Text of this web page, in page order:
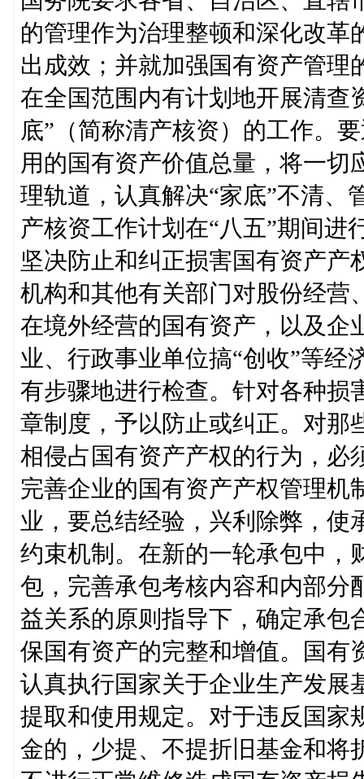
的管理作为治理整顿和深化改革
出成效；并就加强国有资产管理
在全国范围内有计划地开展清查
底”（简称清产核资）的工作。
用的国有资产价值总量，将一切
理轨道，认真解决“家底”不清、
产核资工作计划在“八五”期间进
坚决防止和纠正损害国有资产产
机构和其他有关部门对股份经营
在境外经营的国有资产，以及企
业、行政事业单位搞“创收”等经
有步骤地进行检查。针对各种损
章制度，予以防止或纠正。对那
相侵占国有资产产权的行为，必
完善企业的国有资产产权管理机
业，要总结经验，兴利除弊，使
约束机制。在新的一轮承包中，
包，完善承包考核内容和内部分
益关系的原则指导下，确定承包
保国有资产的完整和增值。国有
认真执行国家关于企业生产发展
提取和使用规定。对于违反国家
金的，少提、不提折旧基金和将